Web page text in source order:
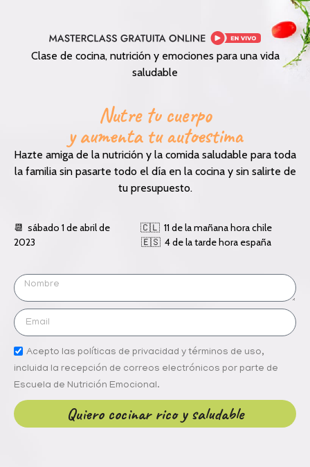
Clase de cocina, nutrición y emociones para una vida
saludable
Nutre tu cuerpo
y aumenta tu autoestima
Hazte amiga de la nutrición y la comida saludable para toda
la familia sin pasarte todo el día en la cocina y sin salirte de
tu presupuesto.
📆 sábado 1 de abril de
2023
🇨🇱 11 de la mañana hora chile
🇪🇸 4 de la tarde hora españa
Acepto las políticas de privacidad y términos de uso,
incluida la recepción de correos electrónicos por parte de
Escuela de Nutrición Emocional.
Quiero cocinar rico y saludable